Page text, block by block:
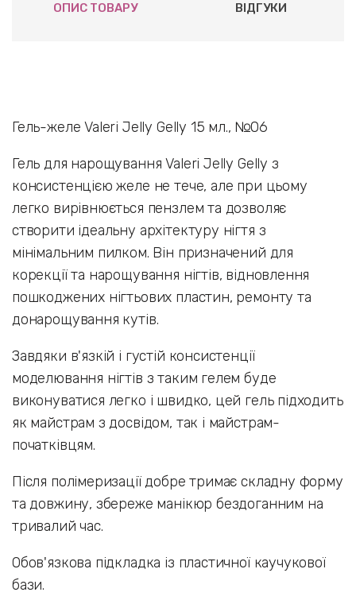
ОПИС ТОВАРУ ВІДГУКИ
Гель-желе Valeri Jelly Gelly 15 мл., №06
Гель для нарощування Valeri Jelly Gelly з
консистенцією желе не тече, але при цьому
легко вирівнюється пензлем та дозволяє
створити ідеальну архітектуру нігтя з
мінімальним пилком. Він призначений для
корекції та нарощування нігтів, відновлення
пошкоджених нігтьових пластин, ремонту та
донарощування кутів.
Завдяки в'язкій і густій консистенції
моделювання нігтів з таким гелем буде
виконуватися легко і швидко, цей гель підходить
як майстрам з досвідом, так і майстрам-
початківцям.
Після полімеризації добре тримає складну форму
та довжину, збереже манікюр бездоганним на
тривалий час.
Обов'язкова підкладка із пластичної каучукової
бази.